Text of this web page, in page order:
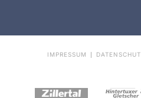
IMPRESSUM